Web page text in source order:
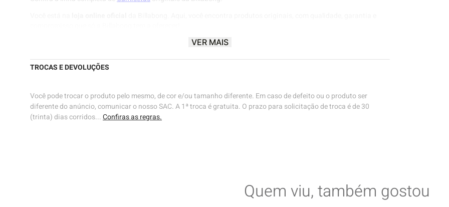
VER MAIS
TROCAS E DEVOLUÇÕES
Você pode trocar o produto pelo mesmo, de cor e/ou tamanho diferente. Em caso de defeito ou o produto ser
diferente do anúncio, comunicar o nosso SAC. A 1ª troca é gratuita. O prazo para solicitação de troca é de 30
(trinta) dias corridos...Confiras as regras.
Quem viu, também gostou